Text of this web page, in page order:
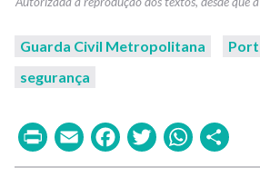
Guarda Civil Metropolitana
segurança
PrintEmailFacebook
Twitter